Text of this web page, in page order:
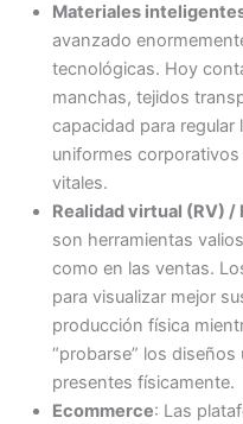
Materiales
avanzado
tecnológicas. Hoy
manchas, tejidos
capacidad para regular
uniformes
vitales.
Realidad virtual (RV) /
son herramientas
como en las ventas.
para visualizar mejor
producción física
“probarse” los
presentes físicamente.
Ecommerce: Las